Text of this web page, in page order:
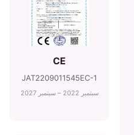
CE
JAT2209011545EC-1
سبتمبر 2022 – سبتمبر 2027